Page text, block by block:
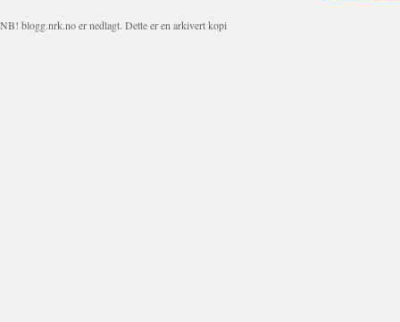
NB! blogg.nrk.no er nedlagt. Dette er en arkivert kopi